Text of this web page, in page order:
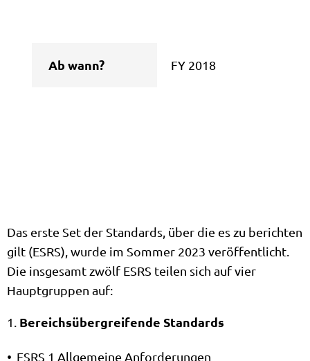
Ab wann? FY 2018
Das erste Set der Standards, über die es zu berichten
gilt (ESRS), wurde im Sommer 2023 veröffentlicht.
Die insgesamt zwölf ESRS teilen sich auf vier
Hauptgruppen auf:
Bereichsübergreifende Standards
ESRS 1 Allgemeine Anforderungen